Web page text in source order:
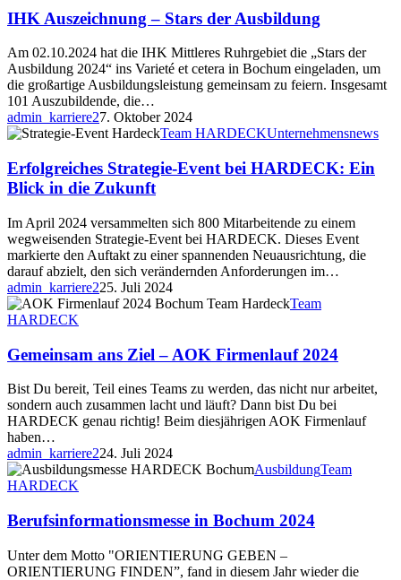
IHK Auszeichnung – Stars der Ausbildung
Am 02.10.2024 hat die IHK Mittleres Ruhrgebiet die „Stars der
Ausbildung 2024“ ins Varieté et cetera in Bochum eingeladen, um
die großartige Ausbildungsleistung gemeinsam zu feiern. Insgesamt
101 Auszubildende, die…
admin_karriere27. Oktober 2024
Team HARDECKUnternehmensnews
Erfolgreiches Strategie-Event bei HARDECK: Ein
Blick in die Zukunft
Im April 2024 versammelten sich 800 Mitarbeitende zu einem
wegweisenden Strategie-Event bei HARDECK. Dieses Event
markierte den Auftakt zu einer spannenden Neuausrichtung, die
darauf abzielt, den sich verändernden Anforderungen im…
admin_karriere225. Juli 2024
Team
HARDECK
Gemeinsam ans Ziel – AOK Firmenlauf 2024
Bist Du bereit, Teil eines Teams zu werden, das nicht nur arbeitet,
sondern auch zusammen lacht und läuft? Dann bist Du bei
HARDECK genau richtig! Beim diesjährigen AOK Firmenlauf
haben…
admin_karriere224. Juli 2024
AusbildungTeam
HARDECK
Berufsinformationsmesse in Bochum 2024
Unter dem Motto "ORIENTIERUNG GEBEN –
ORIENTIERUNG FINDEN”, fand in diesem Jahr wieder die